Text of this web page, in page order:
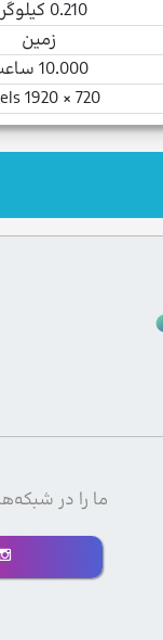
0.210 کیلوگرم
زمین
10.000 ساعت
720 × 1920 Pixels
ما را در